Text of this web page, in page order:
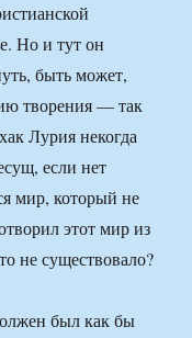
Но и тут он
быть может,
творения — так
Лурия некогда
если нет
мир, который не
этот мир из
не существовало?
был как бы